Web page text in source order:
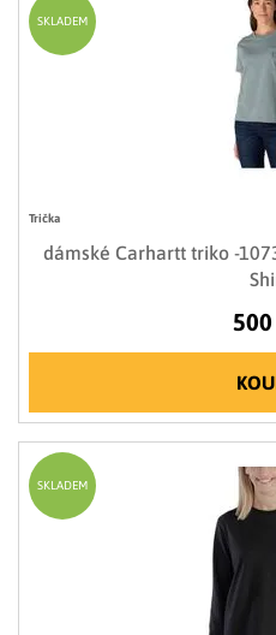
Trička
dámské Carhartt triko -
SKLADEM
SKLADEM